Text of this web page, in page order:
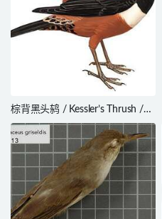
棕背黑头鸫 / Kessler’s Thrush /
Turdus kessleri